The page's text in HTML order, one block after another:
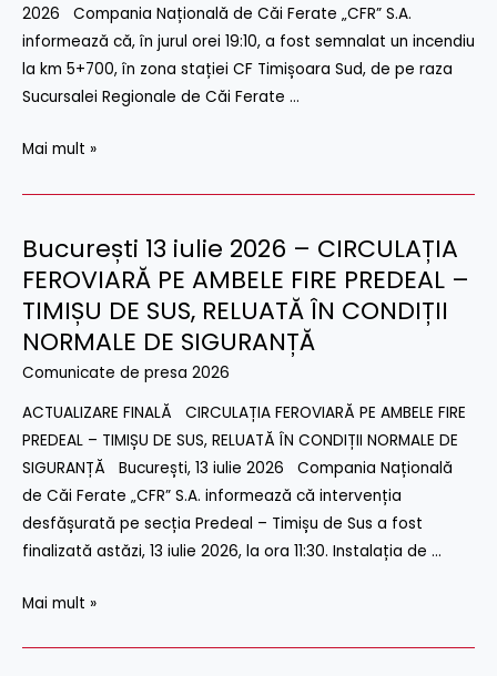
2026 Compania Națională de Căi Ferate „CFR” S.A.
informează că, în jurul orei 19:10, a fost semnalat un incendiu
la km 5+700, în zona stației CF Timișoara Sud, de pe raza
Sucursalei Regionale de Căi Ferate …
ÎN
PROXIMITATEA
CĂII
FERATE,
STAȚIA
SUD
Mai mult »
București 13 iulie 2026 – CIRCULAȚIA
FEROVIARĂ PE AMBELE FIRE PREDEAL –
TIMIȘU DE SUS, RELUATĂ ÎN CONDIȚII
NORMALE DE SIGURANȚĂ
Comunicate de presa 2026
ACTUALIZARE FINALĂ CIRCULAȚIA FEROVIARĂ PE AMBELE FIRE
PREDEAL – TIMIȘU DE SUS, RELUATĂ ÎN CONDIȚII NORMALE DE
SIGURANȚĂ București, 13 iulie 2026 Compania Națională
de Căi Ferate „CFR” S.A. informează că intervenția
desfășurată pe secția Predeal – Timișu de Sus a fost
finalizată astăzi, 13 iulie 2026, la ora 11:30. Instalația de …
București
13
iulie
2026
–
CIRCULAȚIA
FEROVIARĂ
PE
AMBELE
FIRE
PREDEAL
–
DE
Mai mult »